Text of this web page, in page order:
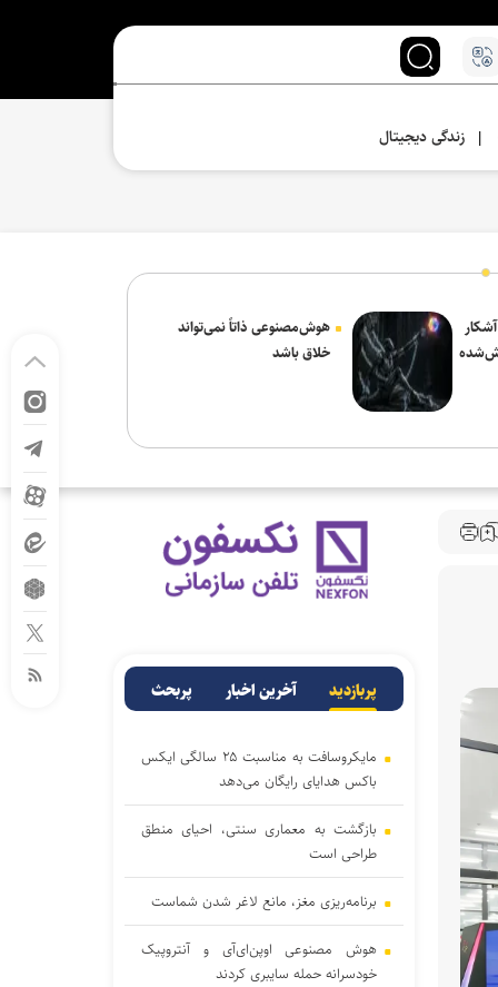
| زندگی دیجیتال
هوش‌مصنوعی ذاتاً نمی‌تواند
خلاق باشد
پربازدید آخرین اخبار پربحث
مایکروسافت به مناسبت ۲۵ سالگی ایکس
باکس هدایای رایگان می‌دهد
بازگشت به معماری سنتی، احیای منطق
طراحی است
برنامه‌ریزی مغز، مانع لاغر شدن‌ شماست
هوش مصنوعی اوپن‌ای‌آی و آنتروپیک
خودسرانه حمله سایبری کردند